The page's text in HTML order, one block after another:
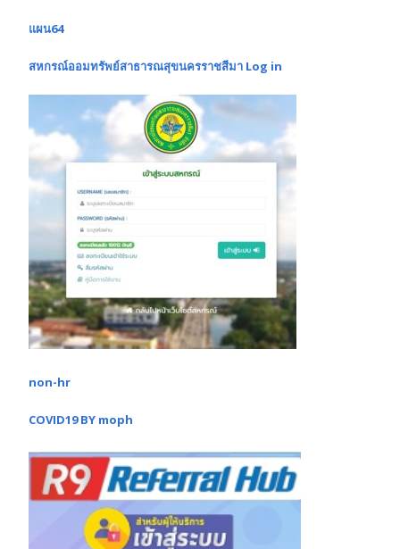
แผน64
สหกรณ์ออมทรัพย์สาธารณสุขนครราชสีมา Log in
non-hr
COVID19 BY moph